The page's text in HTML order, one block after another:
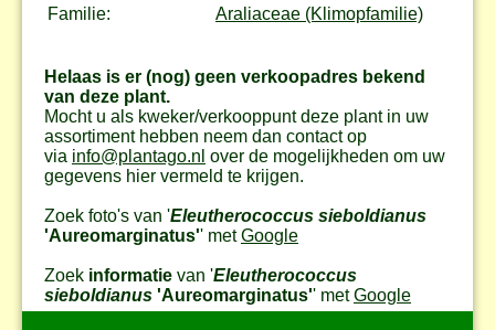
Familie:
Araliaceae (Klimopfamilie)
Helaas is er (nog) geen verkoopadres bekend
van deze plant.
Mocht u als kweker/verkooppunt deze plant in uw
assortiment hebben neem dan contact op
via info@plantago.nl over de mogelijkheden om uw
gegevens hier vermeld te krijgen.
Zoek foto's van 'Eleutherococcus sieboldianus
'Aureomarginatus'' metGoogle
Zoek informatie van 'Eleutherococcus
sieboldianus 'Aureomarginatus'' metGoogle